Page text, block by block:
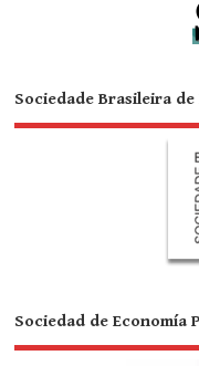
Sociedade Brasileira
Sociedad de Economía